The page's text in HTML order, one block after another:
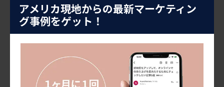
アメリカ現地からの最新マーケティン
グ事例をゲット！
1つ目は、健康訴求を日常の食シーンに落とし込むことで
す。プロテイン、グルテンフリー、低糖質、発酵、腸内
環境といった機能性は重要ですが、それを難しい説明で
終わらせるのではなく、「朝食に取り入れやすい」「仕
事中のスナックになる」「夜のリラックスタイムに合